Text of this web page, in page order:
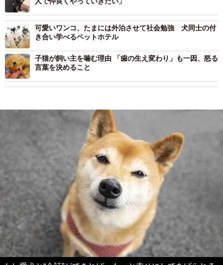
可愛いワンコ、たまには外泊させて社会勉強 犬同士の付
き合い学べるペットホテル
子猫が飼い主を噛む理由 「歯の生え変わり」も一因、怒る
言葉を決めること